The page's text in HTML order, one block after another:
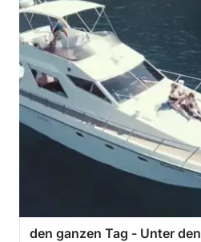
den ganzen Tag - Unter den